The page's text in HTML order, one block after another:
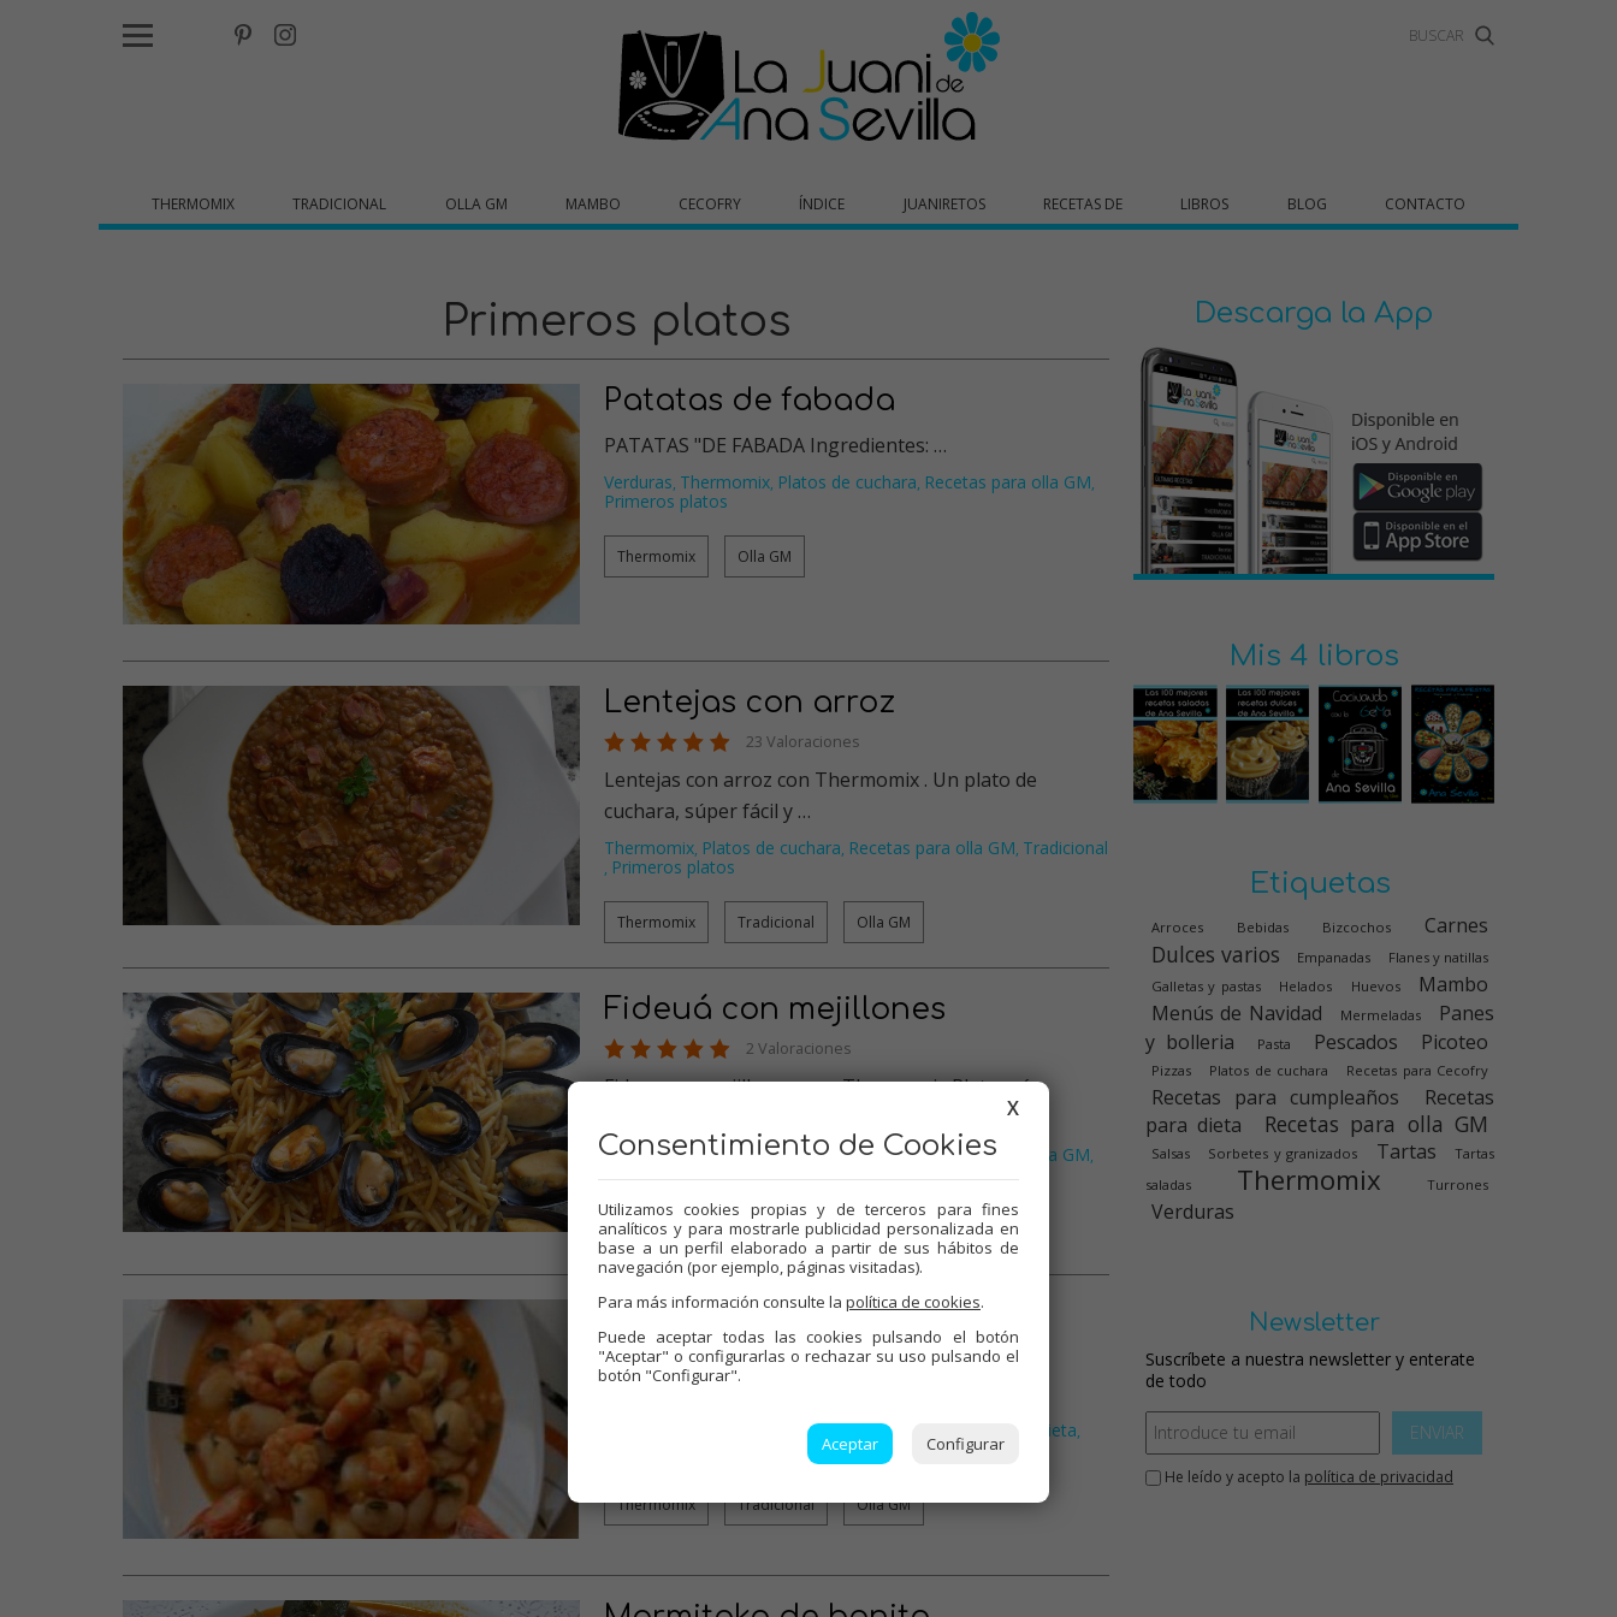
THERMOMIX TRADICIONAL OLLA GM MAMBO CECOFRY ÍNDICE JUANIRETOS RECETAS DE LIBROS BLOG CONTACTO
Primeros platos
Patatas de fabada
PATATAS "DE FABADA Ingredientes: …
Verduras, Thermomix, Platos de cuchara, Recetas para olla GM,
Primeros platos
Thermomix Olla GM
Lentejas con arroz
23 Valoraciones
Lentejas con arroz con Thermomix . Un plato de
cuchara, súper fácil y …
Thermomix, Platos de cuchara, Recetas para olla GM, Tradicional
, Primeros platos
Thermomix Tradicional Olla GM
Fideuá con mejillones
2 Valoraciones
Fideos con mejillones, con Thermomix Plato más
Pescados,Thermomix,Especial Navidad,Recetas para olla GM,
Thermomix Tradicional Olla GM
Alubias con langostinos
13 Valoraciones
Alubias con langostinos …
Platos de cuchara Recetas para dieta,
Thermomix Tradicional Olla GM
Descarga la App
Mis 4 libros
Etiquetas
Arroces Bebidas Bizcochos Carnes
Dulces varios Empanadas
Flanes y natillas
Galletas y pastas
Helados Huevos
Mambo
Menús de Navidad
Mermeladas
Panes
y bolleria
Pasta Pescados Picoteo
Pizzas Platos de cuchara Recetas para Cecofry
Recetas para cumpleaños
Recetas
para dieta
Recetas para olla GM
Salsas Sorbetes y granizados Tartas
Tartas
saladas
Thermomix Turrones
Verduras
Newsletter
Suscríbete a nuestra newsletter y enterate
de todo
ENVIAR
He leído y acepto la política de privacidad
X
Consentimiento de Cookies
Utilizamos cookies propias y de terceros para fines
analíticos y para mostrarle publicidad personalizada en
base a un perfil elaborado a partir de sus hábitos de
navegación (por ejemplo, páginas visitadas).
Para más información consulte la política de cookies.
Puede aceptar todas las cookies pulsando el botón
"Aceptar" o configurarlas o rechazar su uso pulsando el
botón "Configurar".
Aceptar Configurar